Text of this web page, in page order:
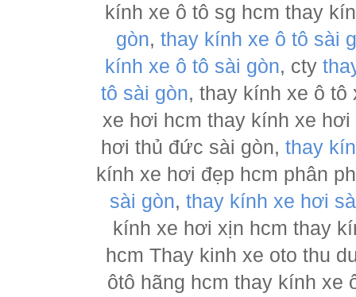
kính xe ô tô sg hcm thay
gòn, thay kính xe ô tô sài
kính xe ô tô sài gòn, cty
tô sài gòn, thay kính xe ô
xe hơi hcm thay kính xe
hơi thủ đức sài gòn, thay
kính xe hơi đẹp hcm phân
sài gòn, thay kính xe hơi
kính xe hơi xịn hcm thay
hcm Thay kinh xe oto thu
ôtô hãng hcm thay kính xe